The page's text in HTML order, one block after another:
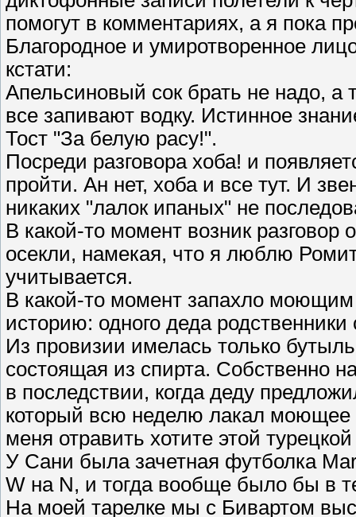
помогут в комментариях, а я пока
Благородное и умиротворенное
кстати:
Апельсиновый сок брать не надо, а
все запивают водку. Истинное
Тост "За белую расу!".
Посреди разговора хоба! и
пройти. Ан нет, хоба и все тут. И
никаких "лалок ипаных" не
В какой-то момент возник
осекли, намекая, что я люблю
учитывается.
В какой-то момент запахло
историю: одного деда
Из провизии имелась только
состоящая из спирта. Собственно
в последствии, когда деду
который всю неделю лакал моющее
меня отравить хотите этой
У Сани была зачетная футболка
W на N, и тогда вообще было бы в
На моей тарелке мы с Бивартом